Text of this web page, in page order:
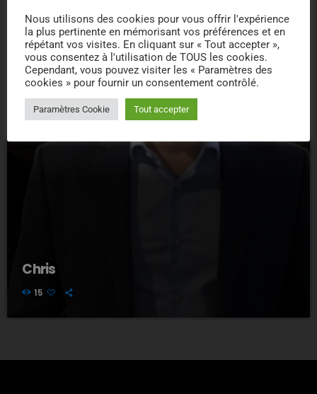
Chris
15
Nous utilisons des cookies pour vous offrir l'expérience
la plus pertinente en mémorisant vos préférences et en
répétant vos visites. En cliquant sur « Tout accepter »,
vous consentez à l'utilisation de TOUS les cookies.
Cependant, vous pouvez visiter les « Paramètres des
cookies » pour fournir un consentement contrôlé.
Paramètres Cookie Tout accepter